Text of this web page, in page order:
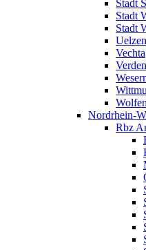
Stadt
Stadt
Stadt
Uelzen
Vechta
Verden
Nordrhein-
Rbz